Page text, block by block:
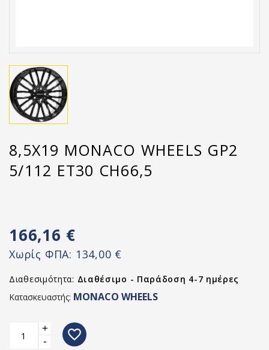
8,5X19 MONACO WHEELS GP2
5/112 ET30 CH66,5
166,16 €
Χωρίς ΦΠΑ: 134,00 €
Διαθεσιμότητα: Διαθέσιμο - Παράδοση 4-7 ημέρες
Κατασκευαστής: MONACO WHEELS
+
-
favorite_border